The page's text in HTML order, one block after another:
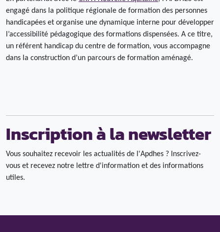
engagé dans la politique régionale de formation des personnes
handicapées et organise une dynamique interne pour développer
l’accessibilité pédagogique des formations dispensées. A ce titre,
un référent handicap du centre de formation, vous accompagne
dans la construction d’un parcours de formation aménagé.
Inscription à la newsletter
Vous souhaitez recevoir les actualités de l'Apdhes ? Inscrivez-
vous et recevez notre lettre d'information et des informations
utiles.